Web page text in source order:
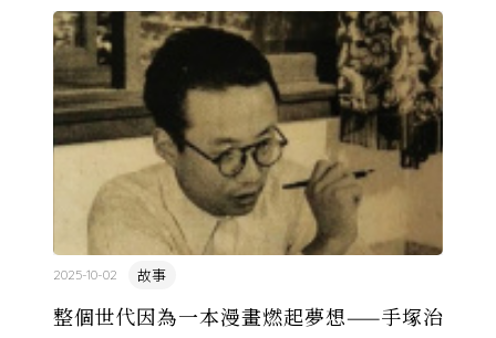
整個世代因為一本漫畫燃起夢想——手塚治
故事
2025-10-02